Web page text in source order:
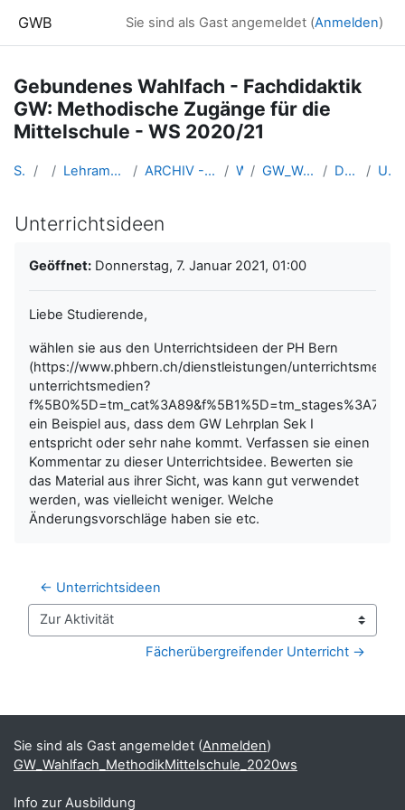
GWB Sie sind als Gast angemeldet (Anmelden)
Gebundenes Wahlfach - Fachdidaktik
GW: Methodische Zugänge für die
Mittelschule - WS 2020/21
Startseite Kurse Lehramtsausbildung GW im Cluster Österreich Mitte ARCHIV - Lehrveranstaltungen am Standort Linz - seit 2016 WS_2020/21 GW_Wahlfach_MethodikMittelschule_2020ws Do. 7.1.2021 (Kuschnigg) Unterrichtsideen
Unterrichtsideen
Geöffnet: Donnerstag, 7. Januar 2021, 01:00
Liebe Studierende,
wählen sie aus den Unterrichtsideen der PH Bern
(https://www.phbern.ch/dienstleistungen/
unterrichtsmedien?
f%5B0%5D=tm_cat%3A89&f%5B1%5D=tm_stages%3A75)
ein Beispiel aus, dass dem GW Lehrplan Sek I
entspricht oder sehr nahe kommt. Verfassen sie einen
Kommentar zu dieser Unterrichtsidee. Bewerten sie
das Material aus ihrer Sicht, was kann gut verwendet
werden, was vielleicht weniger. Welche
Änderungsvorschläge haben sie etc.
← Unterrichtsideen
Zur Aktivität
Fächerübergreifender Unterricht →
Ergänzungsblöcke
Sie sind als Gast angemeldet (Anmelden)
GW_Wahlfach_MethodikMittelschule_2020ws
Info zur Ausbildung